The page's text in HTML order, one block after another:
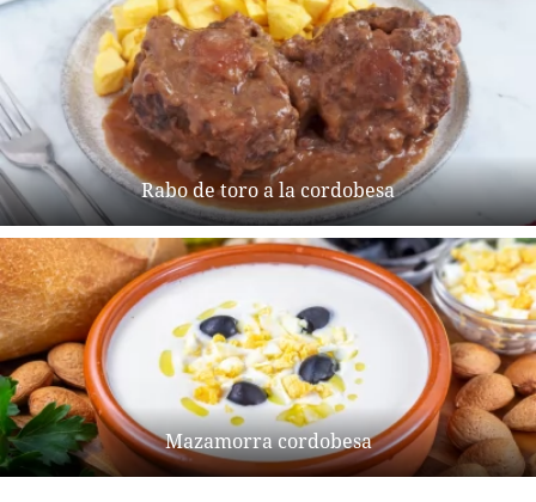
Rabo de toro a la cordobesa
Mazamorra cordobesa